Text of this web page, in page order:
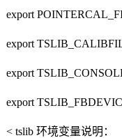
export
export
export
export
< tslib 环境变量说明：